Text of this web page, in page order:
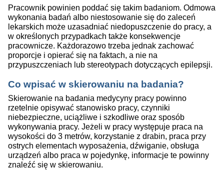
Pracownik powinien poddać się takim badaniom. Odmowa
wykonania badań albo niestosowanie się do zaleceń
lekarskich może uzasadniać niedopuszczenie do pracy, a
w określonych przypadkach także konsekwencje
pracownicze. Każdorazowo trzeba jednak zachować
proporcje i opierać się na faktach, a nie na
przypuszczeniach lub stereotypach dotyczących epilepsji.
Co wpisać w skierowaniu na badania?
Skierowanie na badania medycyny pracy powinno
rzetelnie opisywać stanowisko pracy, czynniki
niebezpieczne, uciążliwe i szkodliwe oraz sposób
wykonywania pracy. Jeżeli w pracy występuje praca na
wysokości do 3 metrów, korzystanie z drabin, praca przy
ostrych elementach wyposażenia, dźwiganie, obsługa
urządzeń albo praca w pojedynkę, informacje te powinny
znaleźć się w skierowaniu.